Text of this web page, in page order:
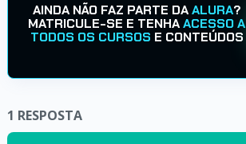
AINDA NÃO FAZ PARTE DAALURA?
MATRICULE-SE E TENHAACESSO A
TODOS OS CURSOS E CONTEÚDOS
1 RESPOSTA